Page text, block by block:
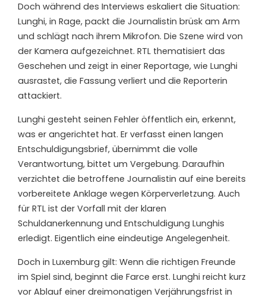
Doch während des Interviews eskaliert die Situation:
Lunghi, in Rage, packt die Journalistin brüsk am Arm
und schlägt nach ihrem Mikrofon. Die Szene wird von
der Kamera aufgezeichnet. RTL thematisiert das
Geschehen und zeigt in einer Reportage, wie Lunghi
ausrastet, die Fassung verliert und die Reporterin
attackiert.
Lunghi gesteht seinen Fehler öffentlich ein, erkennt,
was er angerichtet hat. Er verfasst einen langen
Entschuldigungsbrief, übernimmt die volle
Verantwortung, bittet um Vergebung. Daraufhin
verzichtet die betroffene Journalistin auf eine bereits
vorbereitete Anklage wegen Körperverletzung. Auch
für RTL ist der Vorfall mit der klaren
Schuldanerkennung und Entschuldigung Lunghis
erledigt. Eigentlich eine eindeutige Angelegenheit.
Doch in Luxemburg gilt: Wenn die richtigen Freunde
im Spiel sind, beginnt die Farce erst. Lunghi reicht kurz
vor Ablauf einer dreimonatigen Verjährungsfrist in